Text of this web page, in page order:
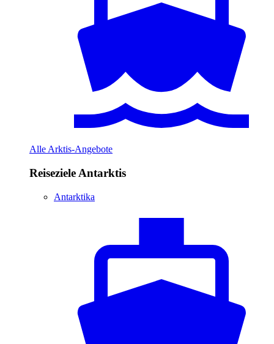
Alle Arktis-Angebote
Reiseziele Antarktis
Antarktika